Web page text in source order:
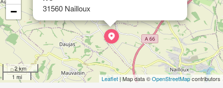
31560 Nailloux
−
2 km
1 mi
Leaflet| Map data ©OpenStreetMapcontributors